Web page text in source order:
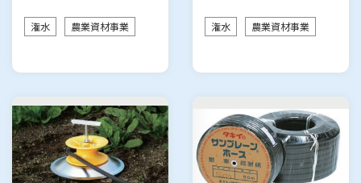
実した規…
潅水 農業資材事業
スがはずれ…
潅水 農業資材事業